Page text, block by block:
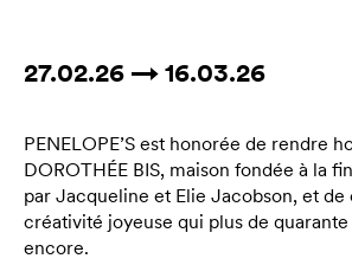
27.02.26 → 16.03.26
PENELOPE’S est honorée de rendre
DOROTHÉE BIS, maison fondée à la
par Jacqueline et Elie Jacobson, et
créativité joyeuse qui plus de
encore.